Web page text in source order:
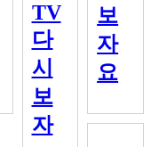
TV
다
시
보
자
보
자
요